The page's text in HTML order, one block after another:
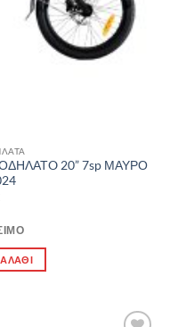
20” 7sp ΜΑΥΡΟ